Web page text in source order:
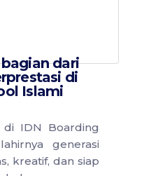
dari
di
Islami
IDN Boarding
generasi
kreatif, dan siap